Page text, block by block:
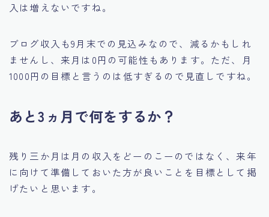
入は増えないですね。
ブログ収入も9月末での見込みなので、減るかもしれ
ませんし、来月は0円の可能性もあります。ただ、月
1000円の目標と言うのは低すぎるので見直しですね。
あと3ヵ月で何をするか？
残り三か月は月の収入をどーのこーのではなく、来年
に向けて準備しておいた方が良いことを目標として掲
げたいと思います。